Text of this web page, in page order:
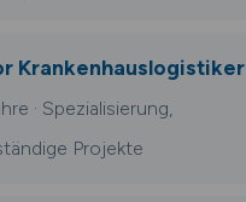
Krankenhauslogistiker
· Spezialisierung,
Projekte